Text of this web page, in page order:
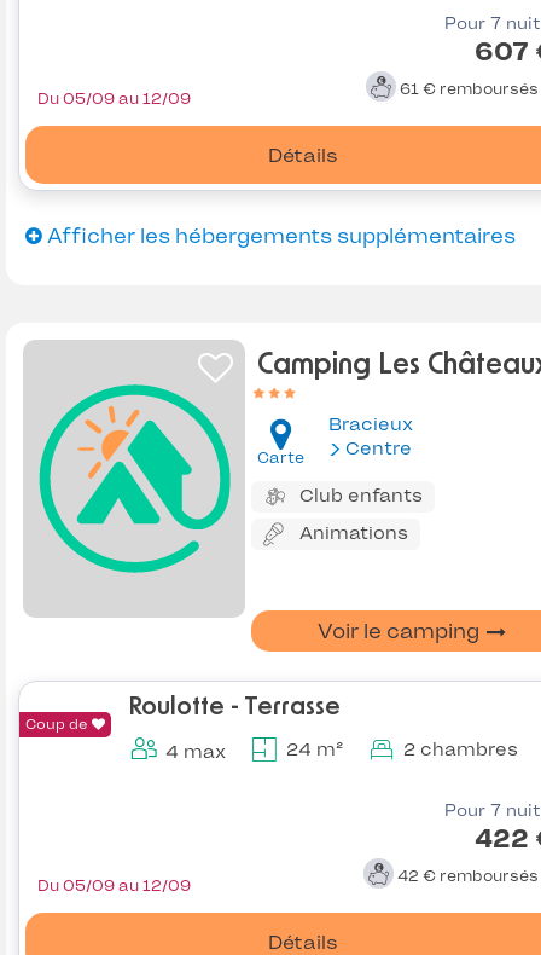
Pour 7
607
61 € remboursés
Détails
Du 05/09 au 12/09
Afficher les hébergements supplémentaires
Camping Les
Carte
Bracieux
Centre
Club enfants
Animations
Voir le camping
Coup de
Roulotte - Terrasse
4 max 24 m² 2 chambres
Pour 7
422
42 € remboursés
Détails
Du 05/09 au 12/09